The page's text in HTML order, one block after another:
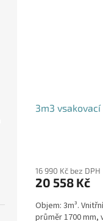
3m3 vsakovací
16 990 Kč bez DPH
20 558 Kč
Objem: 3m³.
průměr 1700 mm,